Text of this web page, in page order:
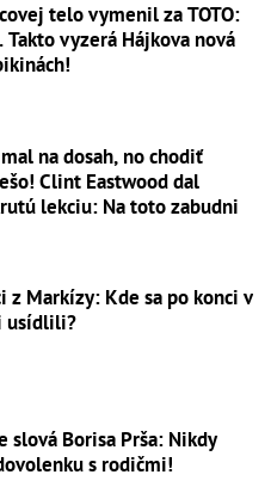
telo vymenil za TOTO:
Takto vyzerá Hájkova nová
na dosah, no chodiť
Clint Eastwood dal
lekciu: Na toto zabudni
z Markízy: Kde sa po konci v
usídlili?
slová Borisa Prša: Nikdy
s rodičmi!